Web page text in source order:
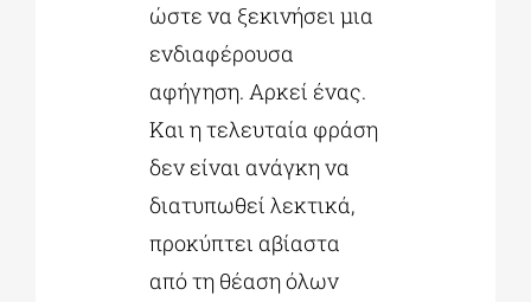
ώστε να ξεκινήσει μια
ενδιαφέρουσα
αφήγηση. Αρκεί ένας.
Και η τελευταία φράση
δεν είναι ανάγκη να
διατυπωθεί λεκτικά,
προκύπτει αβίαστα
από τη θέαση όλων